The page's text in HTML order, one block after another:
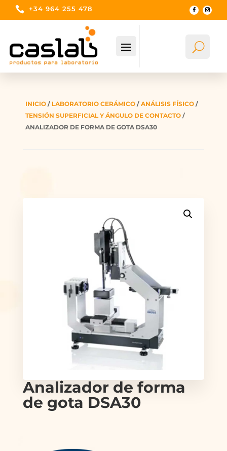
 +34 964 255 478
U
INICIO/ LABORATORIO CERÁMICO/ ANÁLISIS FÍSICO/
TENSIÓN SUPERFICIAL Y ÁNGULO DE CONTACTO/
ANALIZADOR DE FORMA DE GOTA DSA30
Analizador de forma
de gota DSA30